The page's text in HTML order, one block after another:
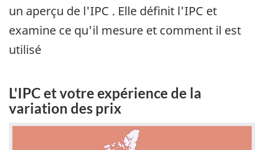
un aperçu de l'IPC . Elle définit l'IPC et
examine ce qu'il mesure et comment il est
utilisé
L'IPC et votre expérience de la
variation des prix